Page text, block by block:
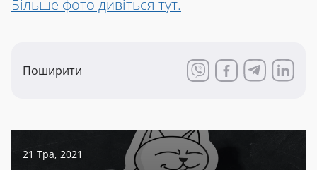
Більше фото дивіться тут.
Поширити
21 Тра, 2021